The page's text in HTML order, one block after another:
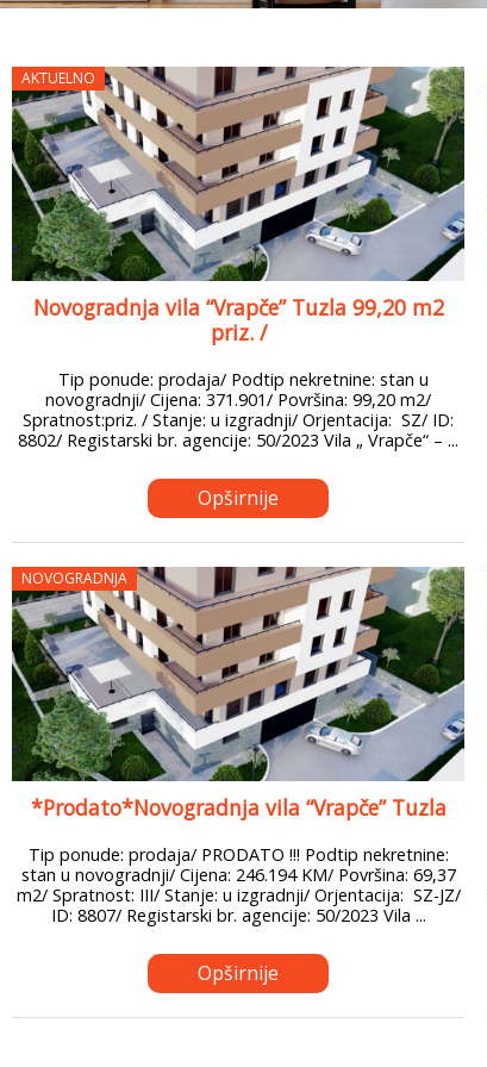
AKTUELNO
Novogradnja vila “Vrapče” Tuzla 99,20 m2
priz. /
Tip ponude: prodaja/ Podtip nekretnine: stan u
novogradnji/ Cijena: 371.901/ Površina: 99,20 m2/
Spratnost:priz. / Stanje: u izgradnji/ Orjentacija: SZ/ ID:
8802/ Registarski br. agencije: 50/2023 Vila „ Vrapče“ – ...
Opširnije
NOVOGRADNJA
*Prodato*Novogradnja vila “Vrapče” Tuzla
Tip ponude: prodaja/ PRODATO !!! Podtip nekretnine:
stan u novogradnji/ Cijena: 246.194 KM/ Površina: 69,37
m2/ Spratnost: III/ Stanje: u izgradnji/ Orjentacija: SZ-JZ/
ID: 8807/ Registarski br. agencije: 50/2023 Vila ...
Opširnije